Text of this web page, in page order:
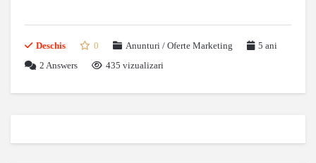
Deschis 0 Anunturi / Oferte Marketing
5 ani
2 Answers 435 vizualizari